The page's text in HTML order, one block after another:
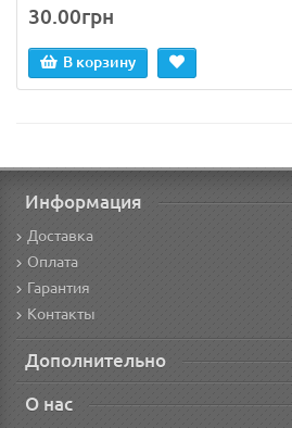
30.00грн
В корзину
Информация
Доставка
Оплата
Гарантия
Контакты
Дополнительно
О нас